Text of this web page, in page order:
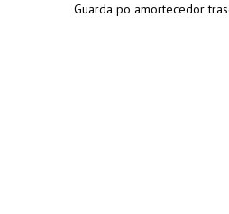
Guarda po amortecedor